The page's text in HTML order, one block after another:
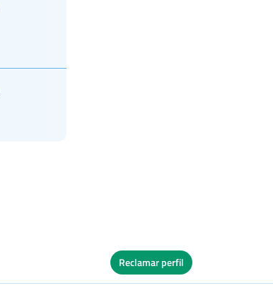
Reclamar perfil